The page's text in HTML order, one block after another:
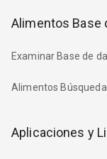
Alimentos Base
Examinar Base de
Alimentos Búsqueda
Aplicaciones y